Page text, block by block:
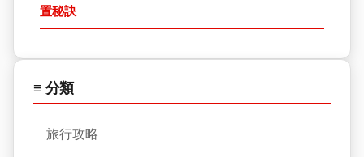
置秘訣
≡ 分類
旅行攻略